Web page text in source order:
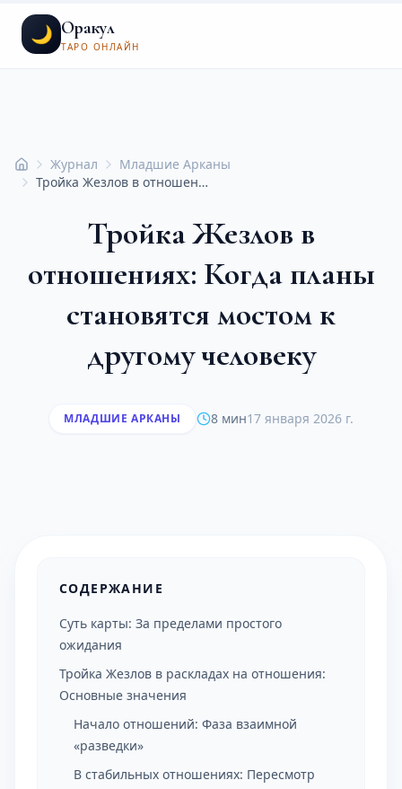
🌙 Оракул
ТАРО ОНЛАЙН
ГлавнаяЖурнал
Младшие Арканы
Тройка Жезлов в отношениях: Когда планы становятся мостом к другому человеку
Тройка Жезлов в
отношениях: Когда планы
становятся мостом к
другому человеку
МЛАДШИЕ АРКАНЫ 8 мин17 января 2026 г.
СОДЕРЖАНИЕ
Суть карты: За пределами простого
ожидания
Тройка Жезлов в раскладах на отношения:
Основные значения
Начало отношений: Фаза взаимной
«разведки»
В стабильных отношениях: Пересмотр